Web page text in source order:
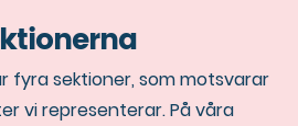
fyra sektioner, som motsvarar
vi representerar. På våra